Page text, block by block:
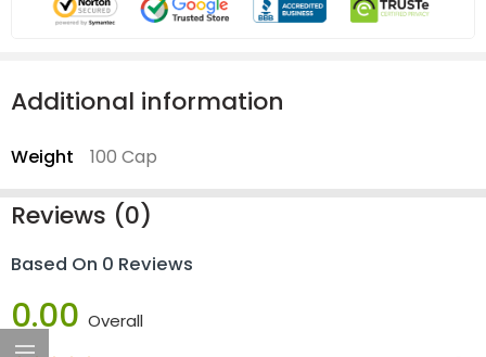
Additional information
Weight 100 Cap
Reviews (0)
Based On 0 Reviews
0.00 Overall